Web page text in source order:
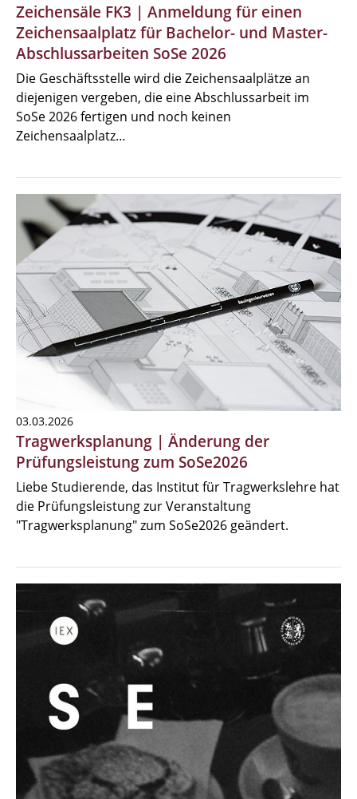
Zeichensäle FK3 | Anmeldung für einen
Zeichensaalplatz für Bachelor- und Master-
Abschlussarbeiten SoSe 2026
Die Geschäftsstelle wird die Zeichensaalplätze an
diejenigen vergeben, die eine Abschlussarbeit im
SoSe 2026 fertigen und noch keinen
Zeichensaalplatz…
03.03.2026
Tragwerksplanung | Änderung der
Prüfungsleistung zum SoSe2026
Liebe Studierende, das Institut für Tragwerkslehre hat
die Prüfungsleistung zur Veranstaltung
"Tragwerksplanung" zum SoSe2026 geändert.